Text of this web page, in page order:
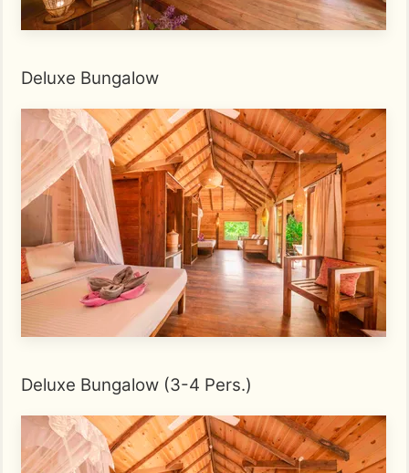
Deluxe Bungalow
Deluxe Bungalow (3-4 Pers.)